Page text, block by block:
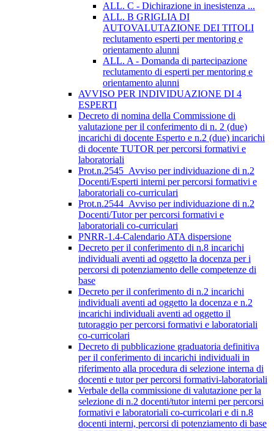
ALL. C - Dichirazione in inesistenza ...
ALL. B GRIGLIA DI
AUTOVALUTAZIONE DEI TITOLI
reclutamento esperti per mentoring e
orientamento alunni
ALL. A - Domanda di partecipazione
reclutamento di esperti per mentoring e
orientamento alunni
AVVISO PER INDIVIDUAZIONE DI 4
ESPERTI
Decreto di nomina della Commissione di
valutazione per il conferimento di n. 2 (due)
incarichi di docente Esperto e n.2 (due) incarichi
di docente TUTOR per percorsi formativi e
laboratoriali
Prot.n.2545_Avviso per individuazione di n.2
Docenti/Esperti interni per percorsi formativi e
laboratoriali co-curriculari
Prot.n.2544_Avviso per individuazione di n.2
Docenti/Tutor per percorsi formativi e
laboratoriali co-curriculari
PNRR-1.4-Calendario ATA dispersione
Decreto per il conferimento di n.8 incarichi
individuali aventi ad oggetto la docenza per i
percorsi di potenziamento delle competenze di
base
Decreto per il conferimento di n.2 incarichi
individuali aventi ad oggetto la docenza e n.2
incarichi individuali aventi ad oggetto il
tutoraggio per percorsi formativi e laboratoriali
co-curricolari
Decreto di pubblicazione graduatoria definitiva
per il conferimento di incarichi individuali in
riferimento alla procedura di selezione interna di
docenti e tutor per percorsi formativi-laboratoriali
Verbale della commissione di valutazione per la
selezione di n.2 docenti/tutor interni per percorsi
formativi e laboratoriali co-curricolari e di n.8
docenti interni, percorsi di potenziamento di base